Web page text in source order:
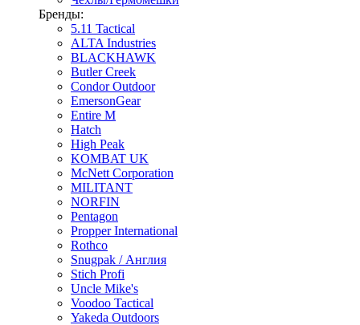
Бренды:
5.11 Tactical
ALTA Industries
BLACKHAWK
Butler Creek
Condor Outdoor
EmersonGear
Entire M
Hatch
High Peak
KOMBAT UK
McNett Corporation
MILITANT
NORFIN
Pentagon
Propper International
Rothco
Snugpak / Англия
Stich Profi
Uncle Mike's
Voodoo Tactical
Yakeda Outdoors